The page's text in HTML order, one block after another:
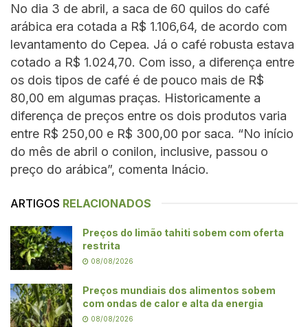
No dia 3 de abril, a saca de 60 quilos do café
arábica era cotada a R$ 1.106,64, de acordo com
levantamento do Cepea. Já o café robusta estava
cotado a R$ 1.024,70. Com isso, a diferença entre
os dois tipos de café é de pouco mais de R$
80,00 em algumas praças. Historicamente a
diferença de preços entre os dois produtos varia
entre R$ 250,00 e R$ 300,00 por saca. “No início
do mês de abril o conilon, inclusive, passou o
preço do arábica”, comenta Inácio.
ARTIGOS RELACIONADOS
Preços do limão tahiti sobem com oferta
restrita
08/08/2026
Preços mundiais dos alimentos sobem
com ondas de calor e alta da energia
08/08/2026